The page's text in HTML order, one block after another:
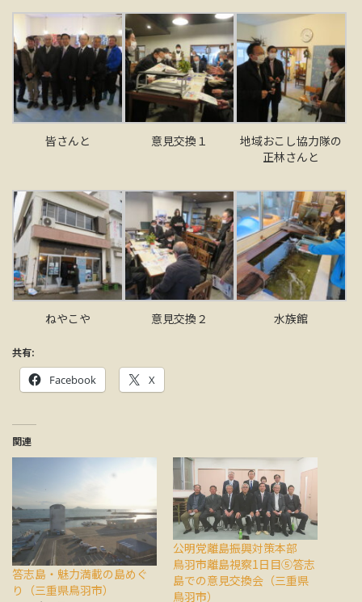
皆さんと 意見交換１
地域おこし協力隊の
正林さんと
ねやこや 意見交換２ 水族館
共有:
Facebook X
関連
答志島・魅力満載の島めぐ
り（三重県鳥羽市）
公明党離島振興対策本部
鳥羽市離島視察1日目⑤答志
島での意見交換会（三重県
鳥羽市）